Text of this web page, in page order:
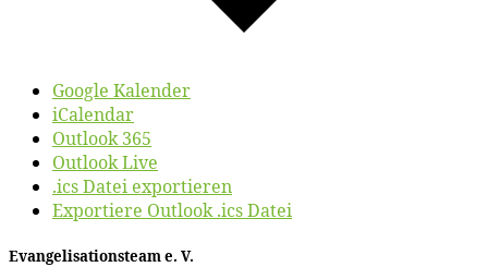
Google Kalender
iCalendar
Outlook 365
Outlook Live
.ics Datei exportieren
Exportiere Outlook .ics Datei
Evan­ge­li­sa­ti­ons­team e. V.